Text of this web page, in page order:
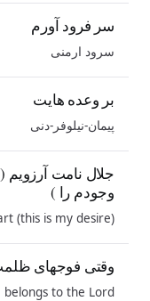
سر فرود آورم
سرود ارمنی
بر وعده هایت
پیمان-نیلوفر-دنی
جلال نامت آرزویم
وجودم را )
(this is my desire)
وقتی فوجهای
belongs to the Lord